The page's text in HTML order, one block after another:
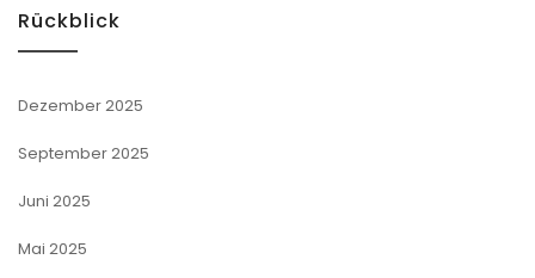
Rückblick
Dezember 2025
September 2025
Juni 2025
Mai 2025